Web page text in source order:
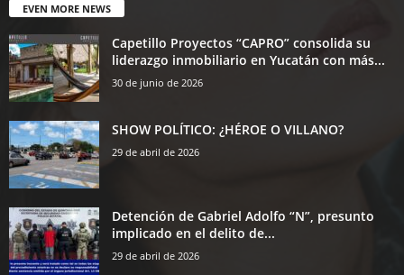
EVEN MORE NEWS
Capetillo Proyectos “CAPRO” consolida su
liderazgo inmobiliario en Yucatán con más...
30 de junio de 2026
SHOW POLÍTICO: ¿HÉROE O VILLANO?
29 de abril de 2026
Detención de Gabriel Adolfo “N”, presunto
implicado en el delito de...
29 de abril de 2026